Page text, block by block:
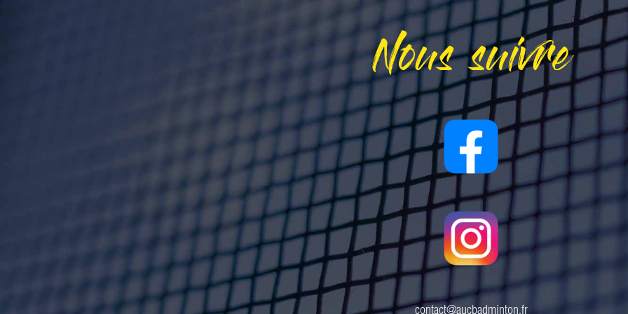
Nous suivre
contact@aucbadminton.fr